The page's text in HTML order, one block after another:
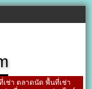
เช่า ตลาดนัด พื้นที่เช่า